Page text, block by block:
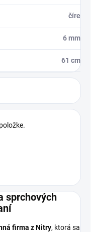
číre
6 mm
61 cm
sprchových
firma z Nitry, ktorá sa